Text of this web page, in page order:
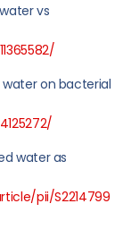
vs
on bacterial
water as
pii/S2214799